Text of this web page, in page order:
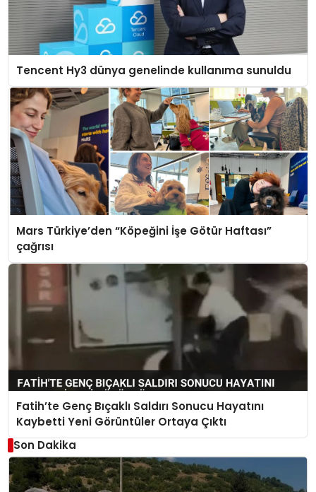
Tencent Hy3 dünya genelinde kullanıma sunuldu
Mars Türkiye’den “Köpeğini İşe Götür Haftası”
çağrısı
Fatih’te Genç Bıçaklı Saldırı Sonucu Hayatını
Kaybetti Yeni Görüntüler Ortaya Çıktı
Son Dakika